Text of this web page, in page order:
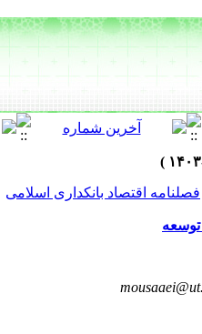
فصلنامه اقتصاد بانکداری اسلامی